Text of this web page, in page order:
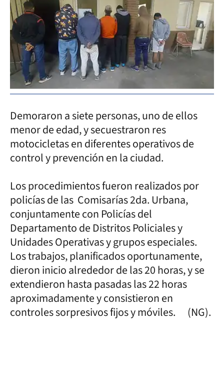
Demoraron a siete personas, uno de ellos
menor de edad, y secuestraron res
motocicletas en diferentes operativos de
control y prevención en la ciudad.
Los procedimientos fueron realizados por
policías de las Comisarías 2da. Urbana,
conjuntamente con Policías del
Departamento de Distritos Policiales y
Unidades Operativas y grupos especiales.
Los trabajos, planificados oportunamente,
dieron inicio alrededor de las 20 horas, y se
extendieron hasta pasadas las 22 horas
aproximadamente y consistieron en
controles sorpresivos fijos y móviles. (NG).